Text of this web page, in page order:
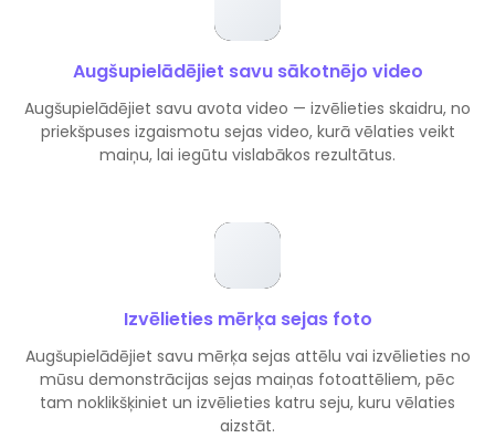
Augšupielādējiet savu sākotnējo video
Augšupielādējiet savu avota video — izvēlieties skaidru, no
priekšpuses izgaismotu sejas video, kurā vēlaties veikt
maiņu, lai iegūtu vislabākos rezultātus.
Izvēlieties mērķa sejas foto
Augšupielādējiet savu mērķa sejas attēlu vai izvēlieties no
mūsu demonstrācijas sejas maiņas fotoattēliem, pēc
tam noklikšķiniet un izvēlieties katru seju, kuru vēlaties
aizstāt.